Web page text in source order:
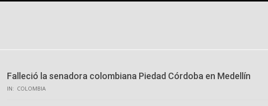
Falleció la senadora colombiana Piedad Córdoba en Medellín
IN: COLOMBIA